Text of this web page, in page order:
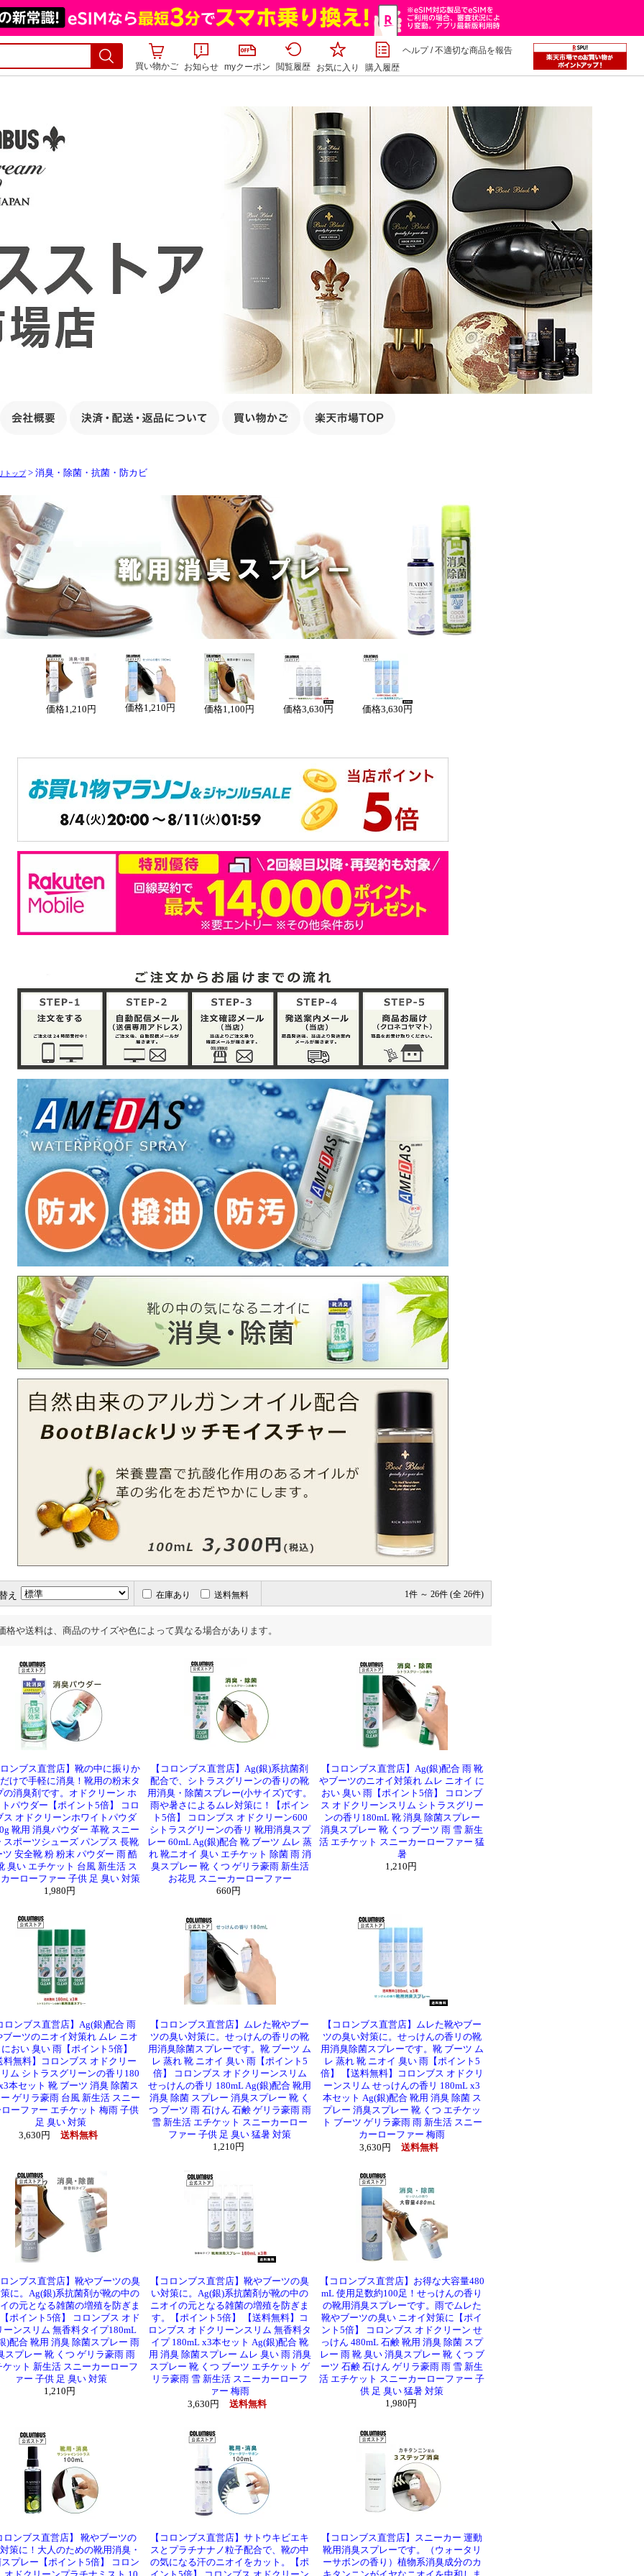
買い物かご お知らせ myクーポン 閲覧履歴 お気に入り 購入履歴
ヘルプ/不適切な商品を報告
トップ> 消臭・除菌・抗菌・防カビ
価格1,210円 価格1,210円 価格1,100円 価格3,630円 価格3,630円
え 在庫あり 送料無料 1件 ～ 26件 (全 26件)
格や送料は、商品のサイズや色によって異なる場合があります。
ンブス直営店】靴の中に振りか
けで手軽に消臭！靴用の粉末タ
の消臭剤です。オドクリーン ホ
パウダー【ポイント5倍】 コロ
ス オドクリーンホワイトパウダ
靴用 消臭パウダー 革靴 スニー
スポーツシューズ パンプス 長靴
ツ 安全靴 粉 粉末 パウダー 雨 酷
臭い エチケット 台風 新生活 ス
ーローファー 子供 足 臭い 対策
1,980円
【コロンブス直営店】Ag(銀)系抗菌剤
配合で、シトラスグリーンの香りの靴
用消臭・除菌スプレー(小サイズ)です。
雨や暑さによるムレ対策に！【ポイン
ト5倍】 コロンブス オドクリーン600
シトラスグリーンの香リ 靴用消臭スプ
レー 60mL Ag(銀)配合 靴 ブーツ ムレ 蒸
れ 靴ニオイ 臭い エチケット 除菌 雨 消
臭スプレー 靴 くつ ゲリラ豪雨 新生活
お花見 スニーカーローファー
660円
【コロンブス直営店】Ag(銀)配合 雨 靴
やブーツのニオイ対策れ ムレ ニオイ に
おい 臭い 雨【ポイント5倍】 コロンブ
ス オドクリーンスリム シトラスグリー
ンの香リ180mL 靴 消臭 除菌スプレー
消臭スプレー 靴 くつ ブーツ 雨 雪 新生
活 エチケット スニーカーローファー 猛
暑
1,210円
ロンブス直営店】Ag(銀)配合 雨
ブーツのニオイ対策れ ムレ ニオ
おい 臭い 雨【ポイント5倍】
料無料】コロンブス オドクリー
ム シトラスグリーンの香リ180
本セット 靴 ブーツ 消臭 除菌ス
ゲリラ豪雨 台風 新生活 スニー
ーファー エチケット 梅雨 子供
足 臭い 対策
3,630円
送料無料
【コロンブス直営店】ムレた靴やブー
ツの臭い対策に。せっけんの香リの靴
用消臭除菌スプレーです。靴 ブーツ ム
レ 蒸れ 靴 ニオイ 臭い 雨【ポイント5
倍】 コロンブス オドクリーンスリム
せっけんの香リ 180mL Ag(銀)配合 靴用
消臭 除菌 スプレー 消臭スプレー 靴 く
つ ブーツ 雨 石けん 石鹸 ゲリラ豪雨 雨
雪 新生活 エチケット スニーカーロー
ファー 子供 足 臭い 猛暑 対策
1,210円
【コロンブス直営店】ムレた靴やブー
ツの臭い対策に。せっけんの香リの靴
用消臭除菌スプレーです。靴 ブーツ ム
レ 蒸れ 靴 ニオイ 臭い 雨【ポイント5
倍】 【送料無料】コロンブス オドクリ
ーンスリム せっけんの香リ 180mL x3
本セット Ag(銀)配合 靴用 消臭 除菌 ス
プレー 消臭スプレー 靴 くつ エチケッ
ト ブーツ ゲリラ豪雨 雨 新生活 スニー
カーローファー 梅雨
3,630円
送料無料
ンブス直営店】靴やブーツの臭
に。Ag(銀)系抗菌剤が靴の中の
の元となる雑菌の増殖を防ぎま
ポイント5倍】 コロンブス オド
ーンスリム 無香料タイプ180mL
)配合 靴用 消臭 除菌スプレー 雨
スプレー 靴 くつ ゲリラ豪雨 雨
ケット 新生活 スニーカーローフ
ァー 子供 足 臭い 対策
1,210円
【コロンブス直営店】靴やブーツの臭
い対策に。Ag(銀)系抗菌剤が靴の中の
ニオイの元となる雑菌の増殖を防ぎま
す。【ポイント5倍】 【送料無料】コ
ロンブス オドクリーンスリム 無香料タ
イプ 180mL x3本セット Ag(銀)配合 靴
用 消臭 除菌スプレー ムレ 臭い 雨 消臭
スプレー 靴 くつ ブーツ エチケット ゲ
リラ豪雨 雪 新生活 スニーカーローフ
ァー 梅雨
3,630円
送料無料
【コロンブス直営店】お得な大容量480
mL 使用足数約100足！せっけんの香り
の靴用消臭スプレーです。雨でムレた
靴やブーツの臭い ニオイ対策に【ポイ
ント5倍】 コロンブス オドクリーン せ
っけん 480mL 石鹸 靴用 消臭 除菌 スプ
レー 雨 靴 臭い 消臭スプレー 靴 くつ ブ
ーツ 石鹸 石けん ゲリラ豪雨 雨 雪 新生
活 エチケット スニーカーローファー 子
供 足 臭い 猛暑 対策
1,980円
ロンブス直営店】 靴やブーツの
策に！大人のための靴用消臭・
プレー【ポイント5倍】 コロン
【コロンブス直営店】サトウキビエキ
スとプラチナナノ粒子配合で、靴の中
の気になる汗のニオイをカット。【ポ
【コロンブス直営店】スニーカー 運動
靴用消臭スプレーです。（ウォータリ
ーサボンの香り）植物系消臭成分のカ